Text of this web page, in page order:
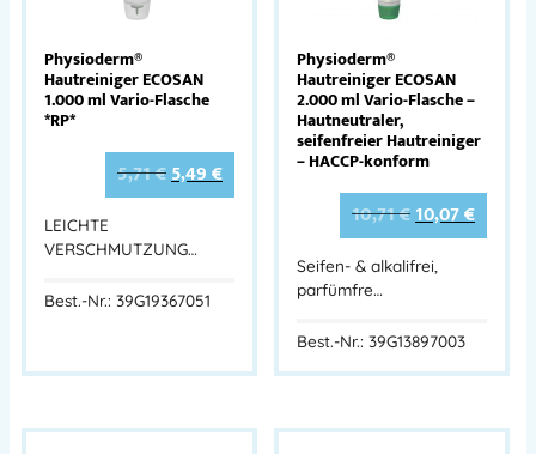
Physioderm®
Hautreiniger ECOSAN
1.000 ml Vario-Flasche
*RP*
5,71€5,49€
LEICHTE
VERSCHMUTZUNG…
Best.-Nr.: 39G19367051
Physioderm®
Hautreiniger ECOSAN
2.000 ml Vario-Flasche –
Hautneutraler,
seifenfreier Hautreiniger
– HACCP-konform
10,71€10,07€
Seifen- & alkalifrei,
parfümfre…
Best.-Nr.: 39G13897003